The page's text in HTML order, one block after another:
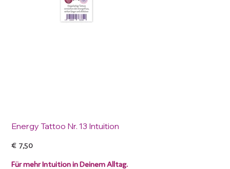
Energy Tattoo Nr. 13 Intuition
€ 7,50
Für mehr Intuition in Deinem Alltag.